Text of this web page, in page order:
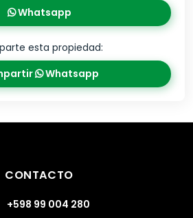
Whatsapp
esta propiedad:
Whatsapp
CONTACTO
+598 99 004 280